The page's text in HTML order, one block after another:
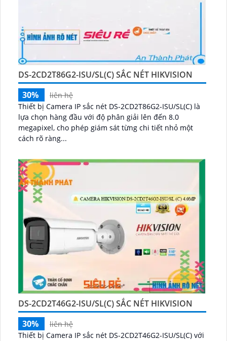
DS-2CD2T86G2-ISU/SL(C) SẮC NÉT HIKVISION
30%
liên hệ
Thiết bị Camera IP sắc nét DS-2CD2T86G2-ISU/SL(C) là
lựa chọn hàng đầu với độ phân giải lên đến 8.0
megapixel, cho phép giám sát từng chi tiết nhỏ một
cách rõ ràng...
DS-2CD2T46G2-ISU/SL(C) SẮC NÉT HIKVISION
30%
liên hệ
Thiết bị Camera IP sắc nét DS-2CD2T46G2-ISU/SL(C) với